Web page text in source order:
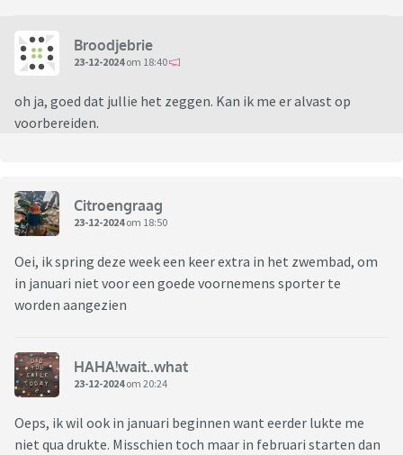
Broodjebrie
23-12-2024om 18:40
oh ja, goed dat jullie het zeggen. Kan ik me er alvast op
voorbereiden.
Citroengraag
23-12-2024om 18:50
Oei, ik spring deze week een keer extra in het zwembad, om
in januari niet voor een goede voornemens sporter te
worden aangezien
HAHA!wait..what
23-12-2024om 20:24
Oeps, ik wil ook in januari beginnen want eerder lukte me
niet qua drukte. Misschien toch maar in februari starten dan